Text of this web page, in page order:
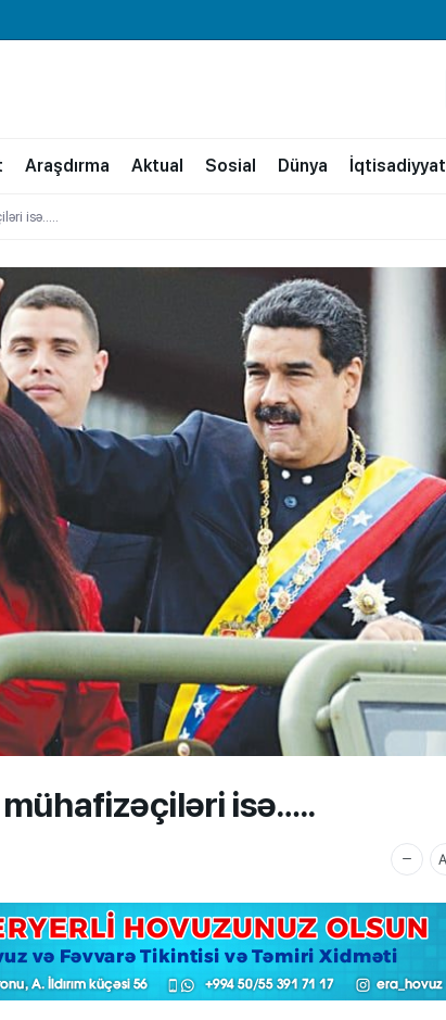
Araşdırma Aktual Sosial Dünya İqtisadiyyat
isə…..
mühafizəçiləri isə…..